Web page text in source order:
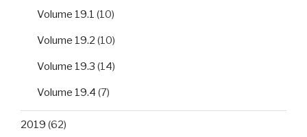
Volume 19.1 (10)
Volume 19.2 (10)
Volume 19.3 (14)
Volume 19.4 (7)
2019 (62)